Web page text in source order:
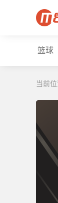
篮球
当前